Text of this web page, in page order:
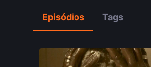
Episódios Tags